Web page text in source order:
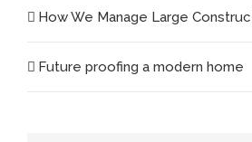
How We Manage Large
Future proofing a modern home